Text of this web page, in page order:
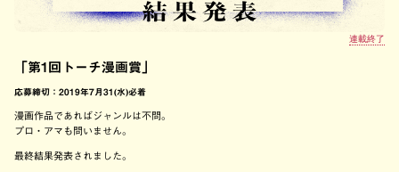
連載終了
「第1回トーチ漫画賞」
応募締切：2019年7月31(水)必着
漫画作品であればジャンルは不問。
プロ・アマも問いません。
最終結果発表されました。